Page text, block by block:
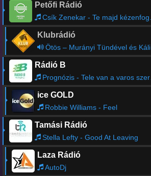
Petőfi Rádió
Csík Zenekar - Te majd kézenfogsz és hazavezetsz
Klubrádió
Ötös – Murányi Tündével és Kálid Artúrral
Rádió B
Prognózis - Tele van a varos szerelemmel
ice GOLD
Robbie Williams - Feel
Tamási Rádió
Stella Lefty - Good At Leaving
Laza Rádió
AutoDj